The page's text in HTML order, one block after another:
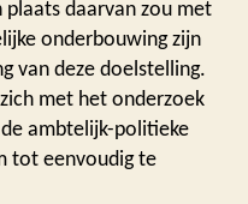
daarvan zou met
onderbouwing zijn
van deze doelstelling.
met het onderzoek
ambtelijk-politieke
tot eenvoudig te